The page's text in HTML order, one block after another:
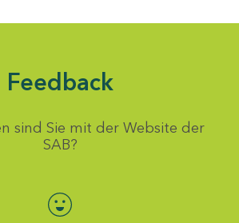
Feedback
sind Sie mit der Website der
SAB?
Bewertung auswählen